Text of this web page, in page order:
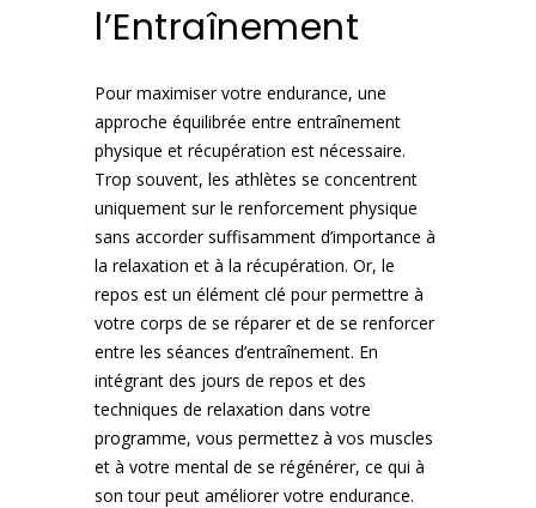
l’Entraînement
Pour maximiser votre endurance, une
approche équilibrée entre entraînement
physique et récupération est nécessaire.
Trop souvent, les athlètes se concentrent
uniquement sur le renforcement physique
sans accorder suffisamment d’importance à
la relaxation et à la récupération. Or, le
repos est un élément clé pour permettre à
votre corps de se réparer et de se renforcer
entre les séances d’entraînement. En
intégrant des jours de repos et des
techniques de relaxation dans votre
programme, vous permettez à vos muscles
et à votre mental de se régénérer, ce qui à
son tour peut améliorer votre endurance.